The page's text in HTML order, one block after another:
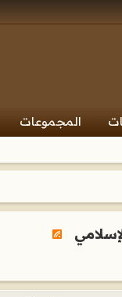
المجموعات